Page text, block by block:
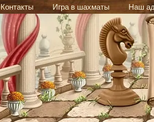
Контакты Игра в шахматы Наш